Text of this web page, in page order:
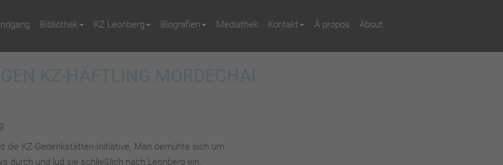
Bibliothek KZ Leonberg Biografien Mediathek Kontakt Á propos About
KZ-HÄFTLING MORDECHAI
KZ-Gedenkstätten-Initiative. Man bemühte sich um
durch und lud sie schließlich nach Leonberg ein.